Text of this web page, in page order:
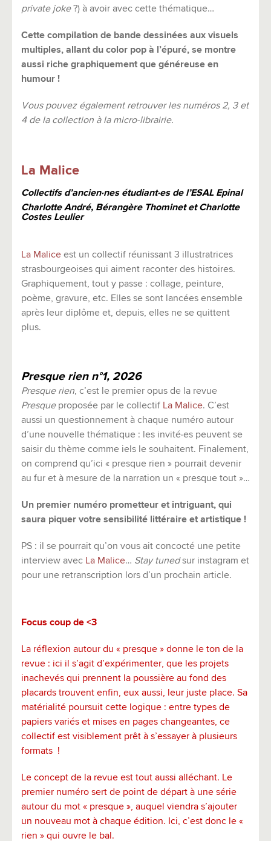
private joke?) à avoir avec cette thématique…
Cette compilation de bande dessinées aux visuels
multiples, allant du color pop à l’épuré, se montre
aussi riche graphiquement que généreuse en
humour !
Vous pouvez également retrouver les numéros 2, 3 et
4 de la collection à la micro-librairie.
La Malice
Collectifs d’ancien·nes étudiant·es de l’ESAL Epinal
Charlotte André, Bérangère Thominet et Charlotte
Costes Leulier
La Malice est un collectif réunissant 3 illustratrices
strasbourgeoises qui aiment raconter des histoires.
Graphiquement, tout y passe : collage, peinture,
poème, gravure, etc. Elles se sont lancées ensemble
après leur diplôme et, depuis, elles ne se quittent
plus.
Presque rien n°1, 2026
Presque rien, c’est le premier opus de la revue
Presqueproposée par le collectif La Malice. C’est
aussi un questionnement à chaque numéro autour
d’une nouvelle thématique : les invité·es peuvent se
saisir du thème comme iels le souhaitent. Finalement,
on comprend qu’ici « presque rien » pourrait devenir
au fur et à mesure de la narration un « presque tout »…
Un premier numéro prometteur et intriguant, qui
saura piquer votre sensibilité littéraire et artistique !
PS : il se pourrait qu’on vous ait concocté une petite
interview avec La Malice… Stay tunedsur instagram et
pour une retranscription lors d’un prochain article.
Focus coup de <3
La réflexion autour du « presque » donne le ton de la
revue : ici il s’agit d’expérimenter, que les projets
inachevés qui prennent la poussière au fond des
placards trouvent enfin, eux aussi, leur juste place. Sa
matérialité poursuit cette logique : entre types de
papiers variés et mises en pages changeantes, ce
collectif est visiblement prêt à s’essayer à plusieurs
formats !
Le concept de la revue est tout aussi alléchant. Le
premier numéro sert de point de départ à une série
autour du mot « presque », auquel viendra s’ajouter
un nouveau mot à chaque édition. Ici, c’est donc le «
rien » qui ouvre le bal.